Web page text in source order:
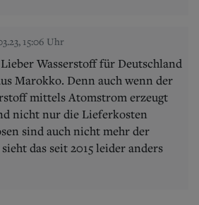
15:06 Uhr
Wasserstoff für Deutschland
Marokko. Denn auch wenn der
mittels Atomstrom erzeugt
nicht nur die Lieferkosten
sind auch nicht mehr der
das seit 2015 leider anders